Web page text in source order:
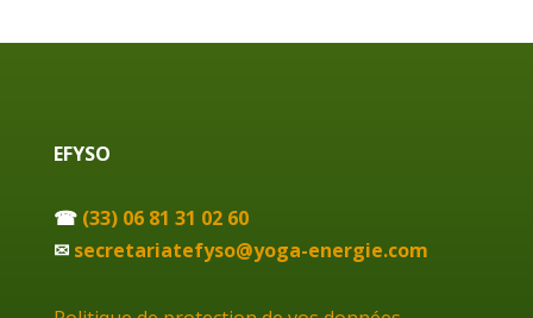
EFYSO
☎ (33) 06 81 31 02 60
✉ secretariatefyso@yoga-energie.com